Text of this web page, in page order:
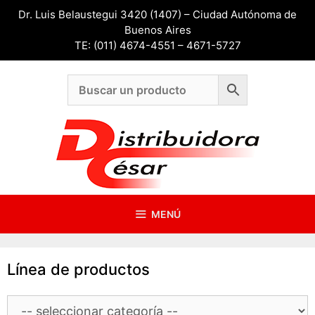
SaltarDr. Luis Belaustegui 3420 (1407) – Ciudad Autónoma de
Buenos Aires
TE: (011) 4674-4551 – 4671-5727
MENÚ
Línea de productos